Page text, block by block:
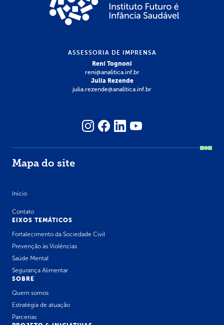
ASSESSORIA DE IMPRENSA
Rení Tognoni
reni@analitica.inf.br
Julia Rezende
julia.rezende@analitica.inf.br
Mapa do site
Início
Contato
EIXOS TEMÁTICOS
Fortalecimento da Sociedade Civil
Prevenção às Violências
Saúde Mental
Segurança Alimentar
SOBRE
Quem somos
Estratégia de atuação
Parcerias